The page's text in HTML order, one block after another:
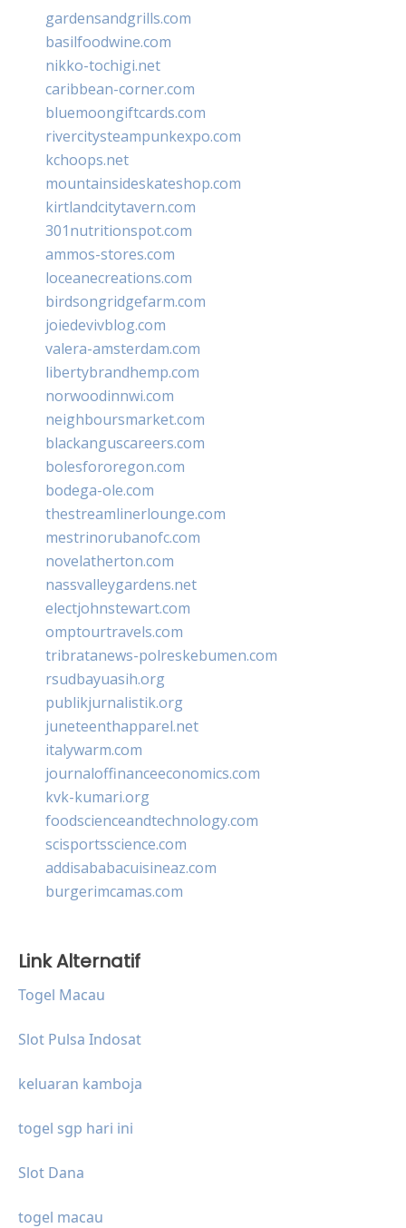
gardensandgrills.com
basilfoodwine.com
nikko-tochigi.net
caribbean-corner.com
bluemoongiftcards.com
rivercitysteampunkexpo.com
kchoops.net
mountainsideskateshop.com
kirtlandcitytavern.com
301nutritionspot.com
ammos-stores.com
loceanecreations.com
birdsongridgefarm.com
joiedevivblog.com
valera-amsterdam.com
libertybrandhemp.com
norwoodinnwi.com
neighboursmarket.com
blackanguscareers.com
bolesfororegon.com
bodega-ole.com
thestreamlinerlounge.com
mestrinorubanofc.com
novelatherton.com
nassvalleygardens.net
electjohnstewart.com
omptourtravels.com
tribratanews-polreskebumen.com
rsudbayuasih.org
publikjurnalistik.org
juneteenthapparel.net
italywarm.com
journaloffinanceeconomics.com
kvk-kumari.org
foodscienceandtechnology.com
scisportsscience.com
addisababacuisineaz.com
burgerimcamas.com
Link Alternatif
Togel Macau
Slot Pulsa Indosat
keluaran kamboja
togel sgp hari ini
Slot Dana
togel macau